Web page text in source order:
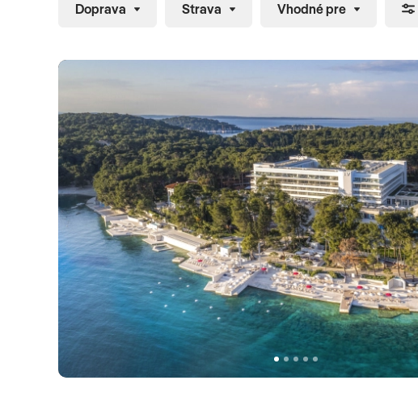
Doprava Strava Vhodné pre